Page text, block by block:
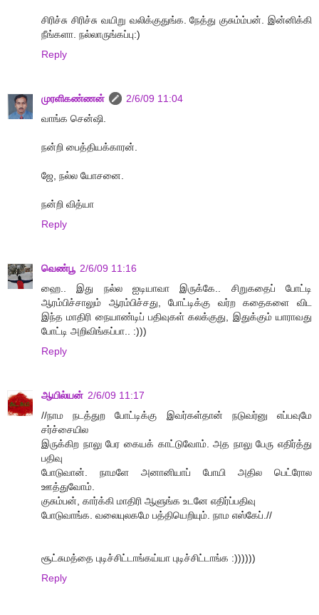
சிரிச்சு சிரிச்சு வயிறு வலிக்குதுங்க. நேத்து குசும்ம்பன். இன்னிக்கி
நீங்களா. நல்லாருங்கப்பு:)
Reply
முரளிகண்ணன்
2/6/09 11:04
வாங்க சென்ஷி.
நன்றி பைத்தியக்காரன்.
ஜே, நல்ல யோசனை.
நன்றி வித்யா
Reply
வெண்பூ 2/6/09 11:16
ஹை.. இது நல்ல ஐடியாவா இருக்கே.. சிறுகதைப் போட்டி
ஆரம்பிச்சாலும் ஆரம்பிச்சது, போட்டிக்கு வர்ற கதைகளை விட
இந்த மாதிரி நையாண்டிப் பதிவுகள் கலக்குது, இதுக்கும் யாராவது
போட்டி அறிவிங்கப்பா.. :)))
Reply
ஆயில்யன் 2/6/09 11:17
//நாம நடத்துற போட்டிக்கு இவர்கள்தான் நடுவர்னு எப்பவுமே
சர்ச்சையில
இருக்கிற நாலு பேர கையக் காட்டுவோம். அத நாலு பேரு எதிர்த்து
பதிவு
போடுவான். நாமளே அனானியாப் போயி அதில பெட்ரோல
ஊத்துவோம்.
குசும்பன், கார்க்கி மாதிரி ஆளுங்க உடனே எதிர்ப்பதிவு
போடுவாங்க. வலையுலகமே பத்தியெறியும். நாம எஸ்கேப்.//
சூட்சுமத்தை புடிச்சிட்டாங்கய்யா புடிச்சிட்டாங்க :))))))
Reply